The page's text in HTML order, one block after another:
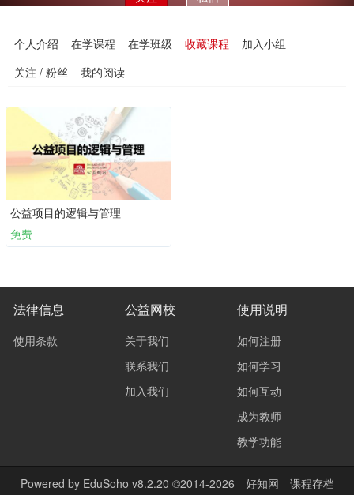
个人介绍 在学课程 在学班级 收藏课程
加入小组
关注 / 粉丝
我的阅读
公益项目的逻辑与管理
免费
法律信息
使用条款
公益网校
关于我们
联系我们
加入我们
使用说明
如何注册
如何学习
如何互动
成为教师
教学功能
Powered by EduSoho v8.2.20 ©2014-2026 好知网 课程存档